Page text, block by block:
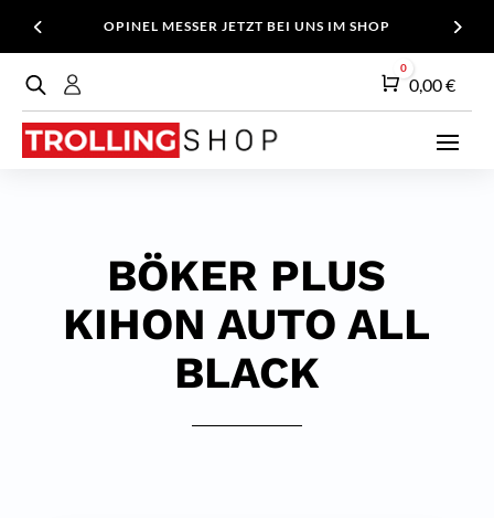
OPINEL MESSER JETZT BEI UNS IM SHOP
Warenkorb
0
0,00€
BÖKER PLUS
KIHON AUTO ALL
BLACK